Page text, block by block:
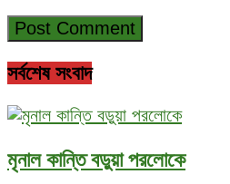
সর্বশেষ সংবাদ
মৃনাল কান্তি বড়ুয়া পরলোকে